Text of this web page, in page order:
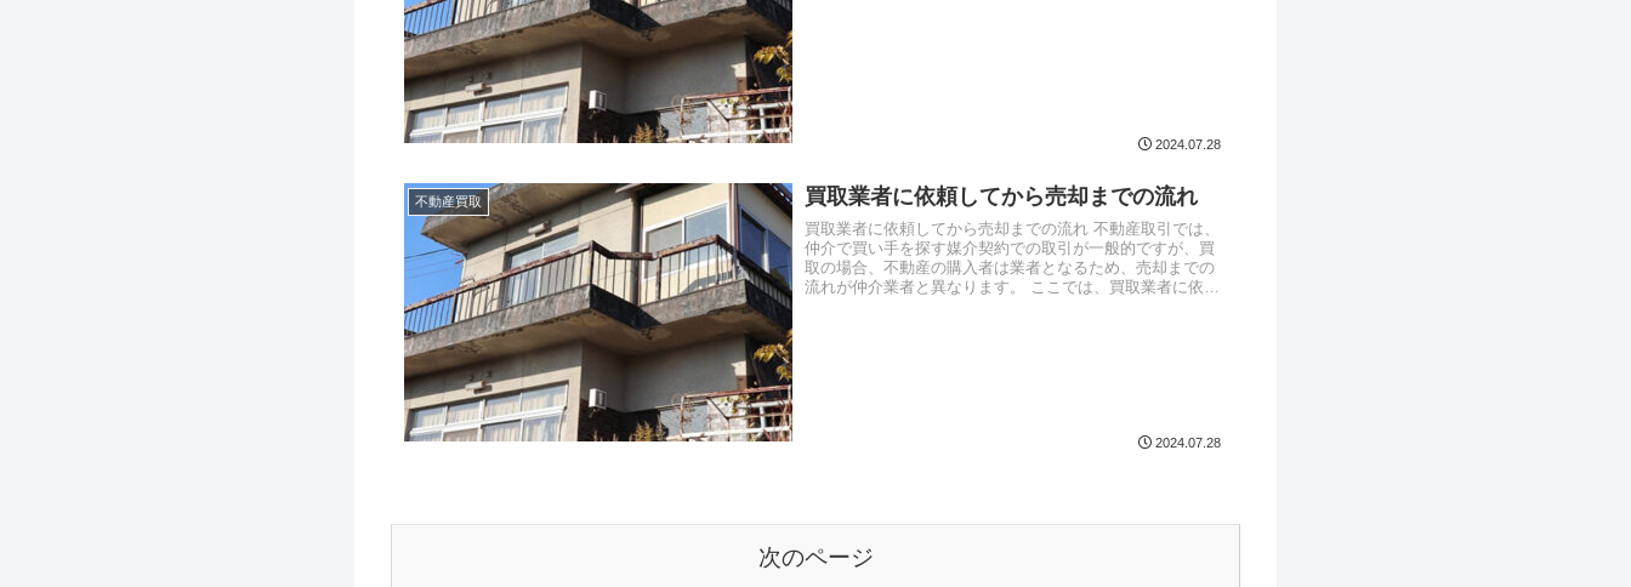
2024.07.28
不動産買取 買取業者に依頼してから売却までの流れ
買取業者に依頼してから売却までの流れ 不動産取引では、
仲介で買い手を探す媒介契約での取引が一般的ですが、買
取の場合、不動産の購入者は業者となるため、売却までの
流れが仲介業者と異なります。 ここでは、買取業者に依頼
2024.07.28
次のページ